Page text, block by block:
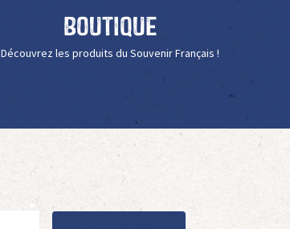
Boutique
Découvrez les produits du Souvenir Français !